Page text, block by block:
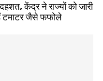
केंद्र ने राज्यों को जारी
टमाटर जैसे फफोले